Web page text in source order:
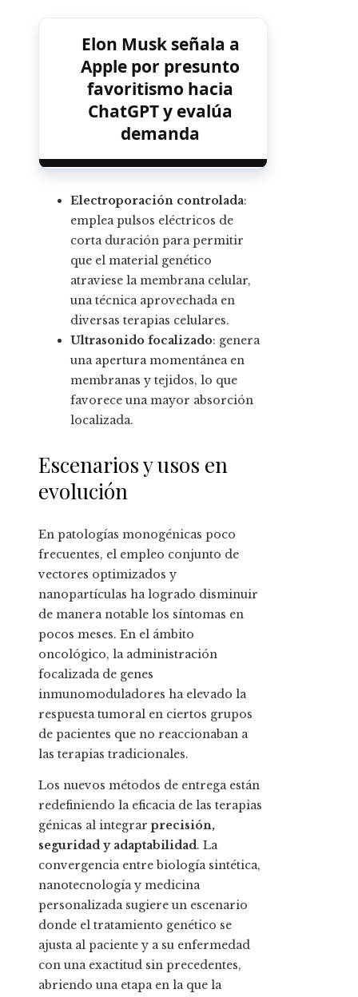
Elon Musk señala a
Apple por presunto
favoritismo hacia
ChatGPT y evalúa
demanda
Electroporación controlada:
emplea pulsos eléctricos de
corta duración para permitir
que el material genético
atraviese la membrana celular,
una técnica aprovechada en
diversas terapias celulares.
Ultrasonido focalizado: genera
una apertura momentánea en
membranas y tejidos, lo que
favorece una mayor absorción
localizada.
Escenarios y usos en
evolución
En patologías monogénicas poco
frecuentes, el empleo conjunto de
vectores optimizados y
nanopartículas ha logrado disminuir
de manera notable los síntomas en
pocos meses. En el ámbito
oncológico, la administración
focalizada de genes
inmunomoduladores ha elevado la
respuesta tumoral en ciertos grupos
de pacientes que no reaccionaban a
las terapias tradicionales.
Los nuevos métodos de entrega están
redefiniendo la eficacia de las terapias
génicas al integrarprecisión,
seguridad y adaptabilidad. La
convergencia entre biología sintética,
nanotecnología y medicina
personalizada sugiere un escenario
donde el tratamiento genético se
ajusta al paciente y a su enfermedad
con una exactitud sin precedentes,
abriendo una etapa en la que la